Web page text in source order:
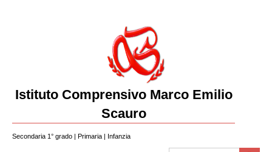
Istituto Comprensivo Marco Emilio
Scauro
Secondaria 1° grado | Primaria | Infanzia